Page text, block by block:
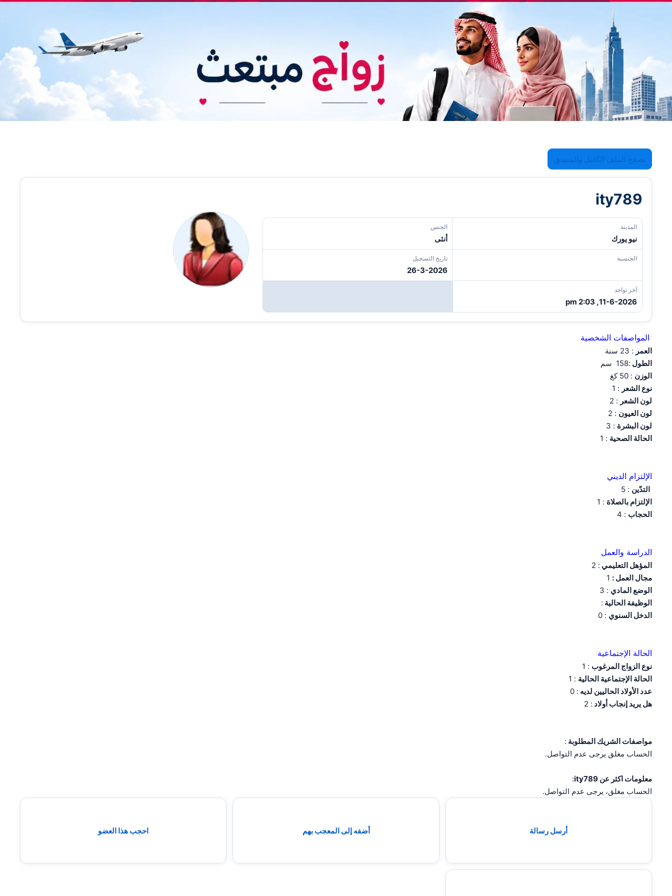
تصفح الملف الكامل والمنسق
ity789
المدينة
نيو يورك
الجنس
أنثى
الجنسية تاريخ التسجيل
26-3-2026
آخر تواجد
11-6-2026, 2:03 pm
المواصفات الشخصية
العمر : 23 سنة
الطول :158 سم
الوزن : 50 كغ
نوع الشعر : 1
لون الشعر : 2
لون العيون : 2
لون البشرة : 3
الحالة الصحية : 1
الإلتزام الديني
التدّين : 5
الإلتزام بالصلاة : 1
الحجاب : 4
الدراسة والعمل
المؤهل التعليمي : 2
مجال العمل :
الوضع المادي : 3
الوظيفة الحالية :
الدخل السنوي : 0
الحالة الإجتماعية
نوع الزواج المرغوب : 1
الحالة الإجتماعية الحالية : 1
عدد الأولاد الحاليين لديه : 0
هل يريد إنجاب أولاد : 2
مواصفات الشريك المطلوبة :
الحساب مغلق يرجى عدم التواصل.
معلومات اكثر عن ity789
:
الحساب مغلق، يرجى عدم التواصل.
أرسل رسالة أضفه إلى المعجب بهم احجب هذا العضو